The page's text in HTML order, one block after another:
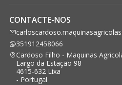
CONTACTE-NOS
351912458066
Cardoso Filho - Maquinas
Largo da Estação 98
4615-632 Lixa
- Portugal